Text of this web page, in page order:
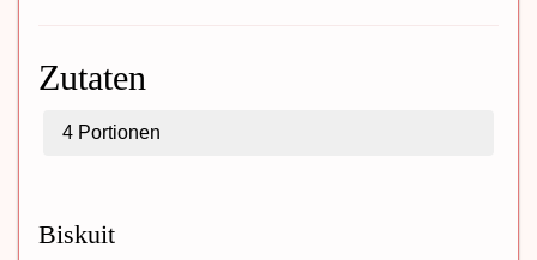
Zutaten
4 Portionen
Biskuit